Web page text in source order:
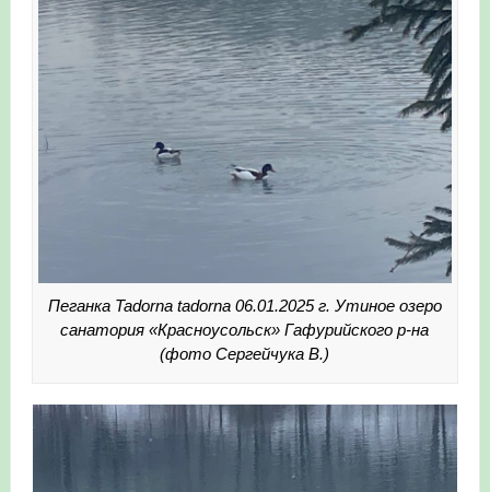
Пеганка Tadorna tadorna 06.01.2025 г. Утиное озеро
санатория «Красноусольск» Гафурийского р-на
(фото Сергейчука В.)